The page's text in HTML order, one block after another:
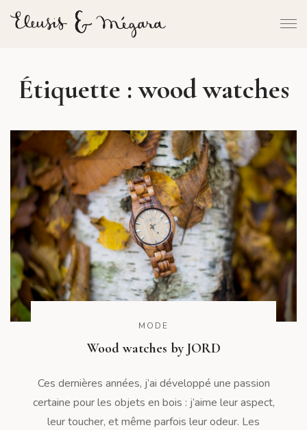
Étiquette :wood watches
MODE
Wood watches by JORD
Ces dernières années, j’ai développé une passion
certaine pour les objets en bois : j’aime leur aspect,
leur toucher, et même parfois leur odeur. Les